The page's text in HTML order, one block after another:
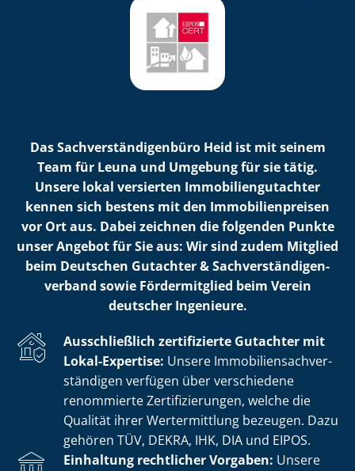
Das Sach­ver­stän­di­gen­bü­ro Heid ist mit seinem
Team für Leuna und Umgebung für sie tätig.
Unsere lokal versierten Im­mo­bi­li­en­gut­ach­ter
kennen sich bestens mit den Im­mo­bi­li­en­prei­sen
vor Ort aus. Dabei zeichnen die folgenden Punkte
unser Angebot für Sie aus: Wir sind zudem Mitglied
beim Deutschen Gutachter & Sach­ver­stän­di­gen­
ver­band sowie Fördermitglied beim Verein
deutscher Ingenieure.
Ausschließlich zertifizierte Gutachter mit
Lokal-Expertise: Unsere Im­mo­bi­li­en­sach­ver­
stän­di­gen verfügen über verschiedene
renommierte Zer­ti­fi­zie­run­gen, welche die
Qualität ihrer Wertermittlung bezeugen. Dazu
gehören TÜV, DEKRA, IHK, DIA und EIPOS.
Einhaltung rechtlicher Vorgaben: Unsere